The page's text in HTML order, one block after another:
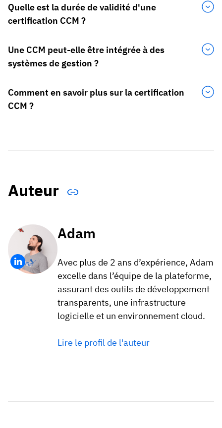
Quelle est la durée de validité d'une
certification CCM ?
Une CCM peut-elle être intégrée à des
systèmes de gestion ?
Comment en savoir plus sur la certification
CCM ?
Auteur
Adam
Avec plus de 2 ans d’expérience, Adam
excelle dans l’équipe de la plateforme,
assurant des outils de développement
transparents, une infrastructure
logicielle et un environnement cloud.
Lire le profil de l'auteur